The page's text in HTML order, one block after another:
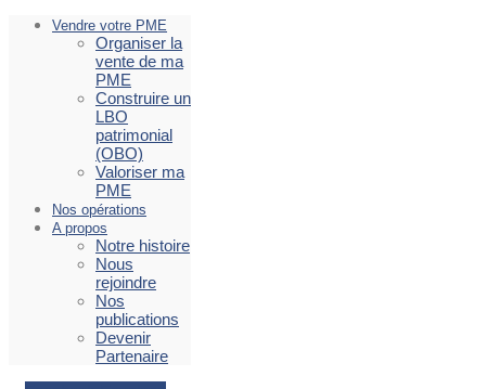
Vendre votre PME
Organiser la
vente de ma
PME
Construire un
LBO
patrimonial
(OBO)
Valoriser ma
PME
Nos opérations
A propos
Notre histoire
Nous
rejoindre
Nos
publications
Devenir
Partenaire